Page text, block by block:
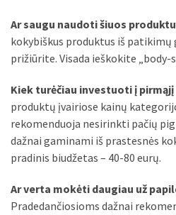
Ar saugu naudoti šiuos
kokybiškus produktus iš
prižiūrite. Visada ieškokite „body-
Kiek turėčiau investuoti į
produktų įvairiose kainų
rekomenduoja nesirinkti pačių
dažnai gaminami iš prastesnės
pradinis biudžetas – 40-80 eurų.
Ar verta mokėti daugiau už
Pradedančiosioms dažnai